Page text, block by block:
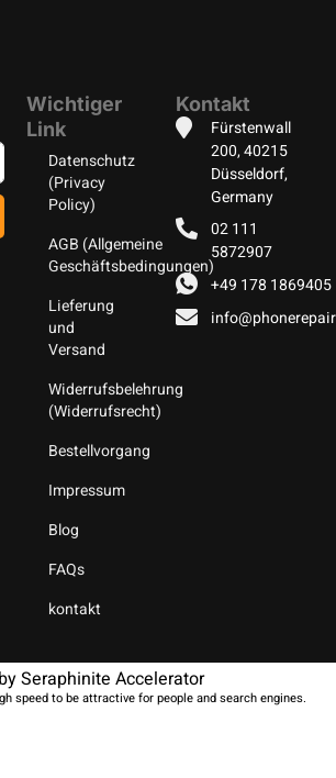
Kontakt
Fürstenwall
200, 40215
Düsseldorf,
Germany
02 111
5872907
+49 178 1869405
Wichtiger
Link
Datenschutz
(Privacy
Policy)
AGB (Allgemeine
Geschäftsbedingungen)
Lieferung
und
Versand
Widerrufsbelehrung
(Widerrufsrecht)
Bestellvorgang
Impressum
Blog
FAQs
kontakt
Seraphinite Accelerator
speed to be attractive for people and search engines.